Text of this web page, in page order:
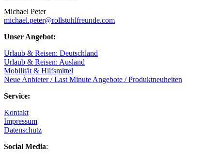
Michael Peter
michael.peter@rollstuhlfreunde.com
Unser Angebot:
Urlaub & Reisen: Deutschland
Urlaub & Reisen: Ausland
Mobilität & Hilfsmittel
Neue Anbieter / Last Minute Angebote / Produktneuheiten
Service:
Kontakt
Impressum
Datenschutz
Social Media: